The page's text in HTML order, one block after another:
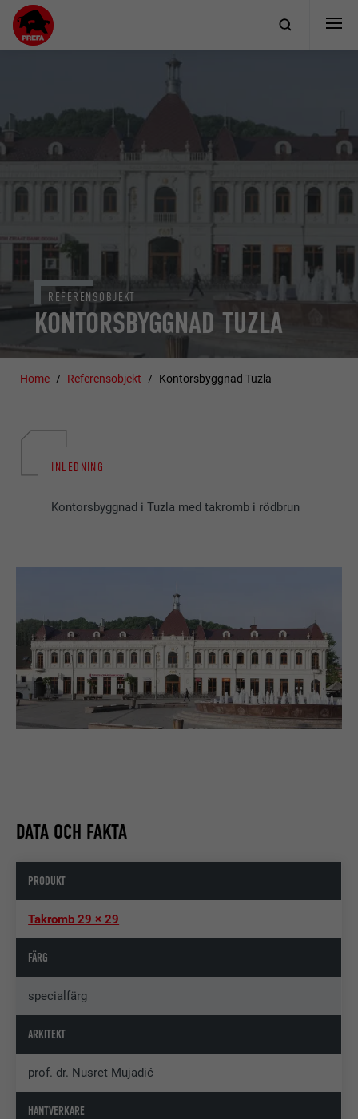
KONTORSBYGGNAD TUZLA
REFERENSOBJEKT
Home Referensobjekt Kontorsbyggnad Tuzla
INLEDNING
Kontorsbyggnad i Tuzla med takromb i rödbrun
DATA OCH FAKTA
PRODUKT
Takromb 29 × 29
FÄRG
specialfärg
ARKITEKT
prof. dr. Nusret Mujadić
HANTVERKARE